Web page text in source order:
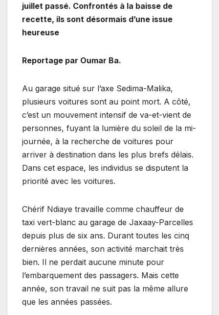
juillet passé. Confrontés à la baisse de
recette, ils sont désormais d’une issue
heureuse
Reportage par Oumar Ba.
Au garage situé sur l’axe Sedima-Malika,
plusieurs voitures sont au point mort. A côté,
c’est un mouvement intensif de va-et-vient de
personnes, fuyant la lumière du soleil de la mi-
journée, à la recherche de voitures pour
arriver à destination dans les plus brefs délais.
Dans cet espace, les individus se disputent la
priorité avec les voitures.
Chérif Ndiaye travaille comme chauffeur de
taxi vert-blanc au garage de Jaxaay-Parcelles
depuis plus de six ans. Durant toutes les cinq
dernières années, son activité marchait très
bien. Il ne perdait aucune minute pour
l’embarquement des passagers. Mais cette
année, son travail ne suit pas la même allure
que les années passées.